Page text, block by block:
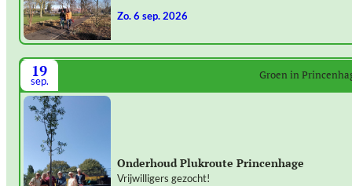
zo. 6 sep. 2026
19
sep. Groen in
Onderhoud Plukroute Princenhage
Vrijwilligers gezocht!